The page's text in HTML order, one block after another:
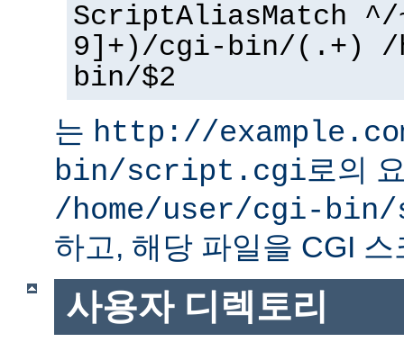
ScriptAliasMatch
9]+)/cgi-bin/(.+) /
bin/$2
는 http://
bin/script.cgi로의
/home/user/cgi-
하고, 해당 파일을 CGI
사용자 디렉토리